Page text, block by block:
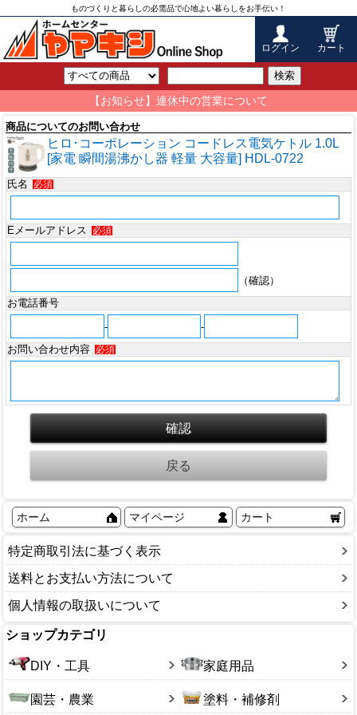
ものづくりと暮らしの必需品で心地よい暮らしをお手伝い！
ログイン カート
検索
【お知らせ】連休中の営業について
商品についてのお問い合わせ
ヒロ･コーポレーション コードレス電気ケトル 1.0L
[家電 瞬間湯沸かし器 軽量 大容量] HDL-0722
氏名 必須
Eメールアドレス 必須
（確認）
お電話番号
-
-
お問い合わせ内容
必須
ホーム マイページ カート
特定商取引法に基づく表示
送料とお支払い方法について
個人情報の取扱いについて
ショップカテゴリ
DIY・工具 家庭用品
園芸・農業 塗料・補修剤